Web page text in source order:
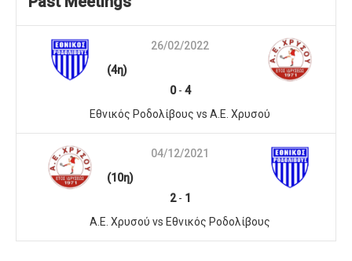
26/02/2022
(4η)
0- 4
Εθνικός Ροδολίβους vs A.E. Χρυσού
04/12/2021
(10η)
2- 1
A.E. Χρυσού vs Εθνικός Ροδολίβους